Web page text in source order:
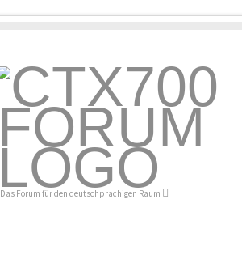
Das Forum für den deutschprachigen Raum